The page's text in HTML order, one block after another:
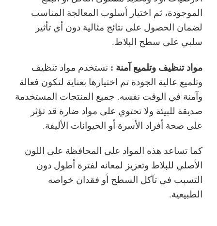
الموجودة، ثم اختيار أسلوب المعالجة المناسب
لضمان الحصول على نتائج مثالية دون أي تأثير
سلبي على سطح البلاط.
مواد تنظيف وتلميع آمنة : نستخدم مواد تنظيف
وتلميع عالية الجودة تم اختيارها بعناية لتكون فعالة
وآمنة في الوقت نفسه. جميع المنتجات المستخدمة
صديقة للبيئة ولا تحتوي على مواد ضارة قد تؤثر
على صحة أفراد الأسرة أو الحيوانات الأليفة.
كما تساعد هذه المواد على المحافظة على اللون
الأصلي للبلاط وتعزيز لمعانه لفترة أطول دون
التسبب في تآكل السطح أو فقدان خواصه
الطبيعية.